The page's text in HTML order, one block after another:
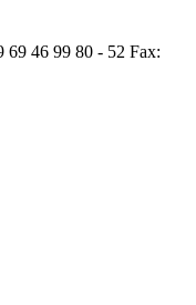
69 46 99 80 - 52 Fax: